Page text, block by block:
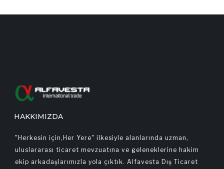
HAKKIMIZDA
"Herkesin için,Her Yere" ilkesiyle alanlarında uzman,
uluslararası ticaret mevzuatına ve geleneklerine hakim
ekip arkadaşlarımızla yola çıktık. Alfavesta Dış Ticaret